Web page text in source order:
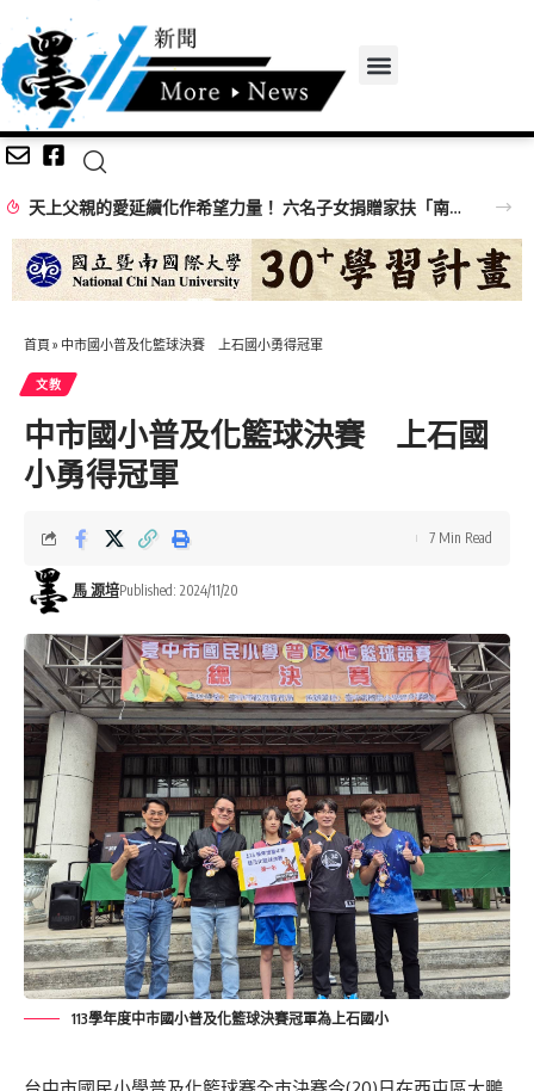
天上父親的愛延續化作希望力量！ 六名子女捐贈家扶「南投映全號」延續善的循環
首頁 » 中市國小普及化籃球決賽 上石國小勇得冠軍
文教
中市國小普及化籃球決賽 上石國
小勇得冠軍
馬 源培Published: 2024/11/20
7 Min Read
113學年度中市國小普及化籃球決賽冠軍為上石國小